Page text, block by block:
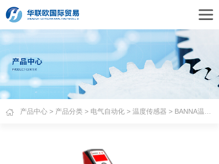
产品中心 > 产品分类 > 电气自动化 >温度传感器 > BANNA温度传感器